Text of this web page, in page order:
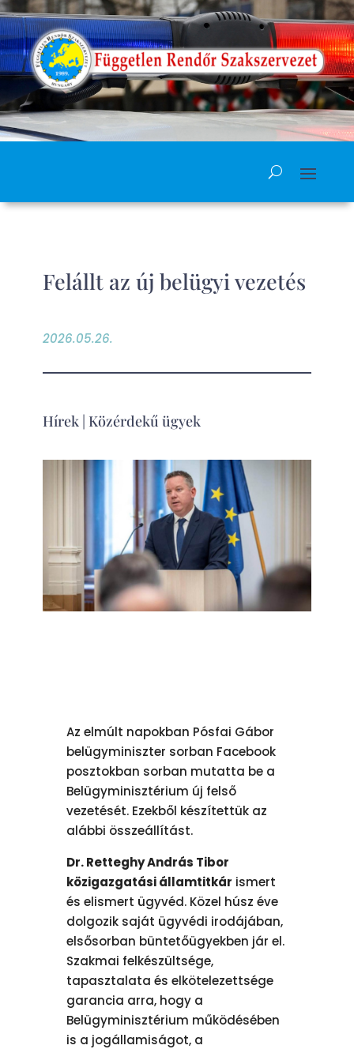
Felállt az új belügyi vezetés
2026.05.26.
Hírek| Közérdekű ügyek
Az elmúlt napokban Pósfai Gábor
belügyminiszter sorban Facebook
posztokban sorban mutatta be a
Belügyminisztérium új felső
vezetését. Ezekből készítettük az
alábbi összeállítást.
Dr. Retteghy András Tibor
közigazgatási államtitkár ismert
és elismert ügyvéd. Közel húsz éve
dolgozik saját ügyvédi irodájában,
elsősorban büntetőügyekben jár el.
Szakmai felkészültsége,
tapasztalata és elkötelezettsége
garancia arra, hogy a
Belügyminisztérium működésében
is a jogállamiságot, a